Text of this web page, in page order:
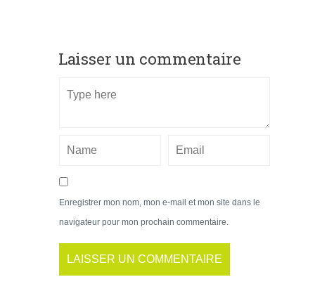
Laisser un commentaire
Enregistrer mon nom, mon e-mail et mon site dans le
navigateur pour mon prochain commentaire.